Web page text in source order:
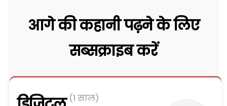
आगे की कहानी पढ़ने के लिए
सब्सक्राइब करें
(1 साल)